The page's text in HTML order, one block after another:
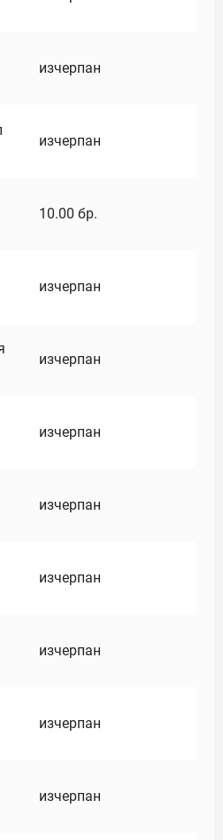
изчерпан
изчерпан
10.00 бр.
изчерпан
изчерпан
изчерпан
изчерпан
изчерпан
изчерпан
изчерпан
изчерпан